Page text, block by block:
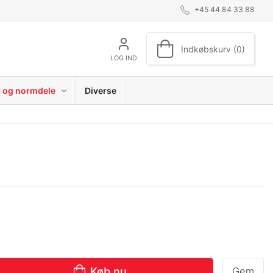
+45 44 84 33 88
LOG IND
Indkøbskurv (0)
normdele Diverse